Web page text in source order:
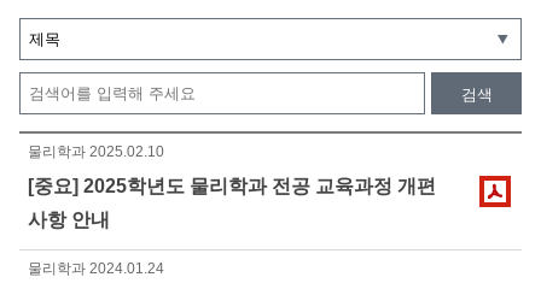
검색
물리학과 2025.02.10
[중요] 2025학년도 물리학과 전공 교육과정 개편
사항 안내
물리학과 2024.01.24